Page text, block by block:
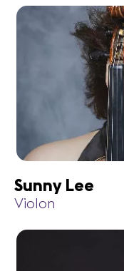
Sunny Lee
Violon